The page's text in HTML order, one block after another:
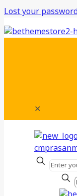
Lost your
✕